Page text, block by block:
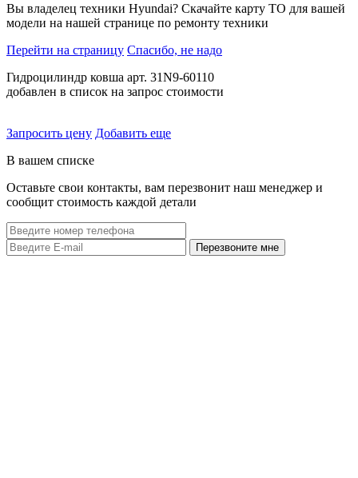
Вы владелец техники Hyundai? Скачайте карту ТО для вашей
модели на нашей странице по ремонту техники
Перейти на страницу Спасибо, не надо
Гидроцилиндр ковша арт. 31N9-60110
добавлен в список на запрос стоимости
Запросить цену Добавить еще
В вашем списке
Оставьте свои контакты, вам перезвонит наш менеджер и
сообщит стоимость каждой детали
Перезвоните мне